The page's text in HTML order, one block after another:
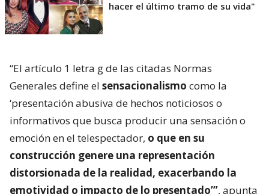
hacer el último tramo de su vida"
“El artículo 1 letra g de las citadas Normas
Generales define el sensacionalismo como la
‘presentación abusiva de hechos noticiosos o
informativos que busca producir una sensación o
emoción en el telespectador, o que en su
construcción genere una representación
distorsionada de la realidad, exacerbando la
emotividad o impacto de lo presentado’”, apunta